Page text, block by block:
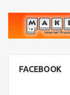
FACEBOOK